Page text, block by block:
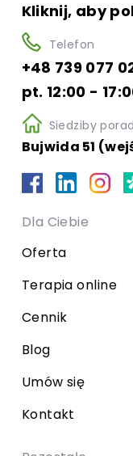
Kliknij, aby
Telefon
+48 739 077
pt. 12:00 -
Siedziby
Bujwida 51
Dla Ciebie
Oferta
Terapia online
Cennik
Blog
Umów się
Kontakt